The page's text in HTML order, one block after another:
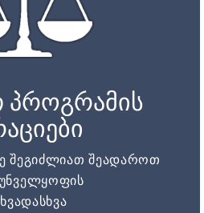
პროგრამის
შეგიძლიათ შეადაროთ